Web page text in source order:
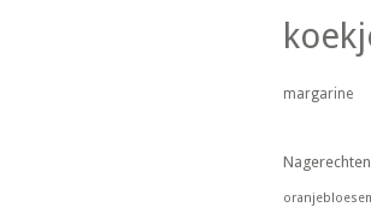
margarine
Nagerechten